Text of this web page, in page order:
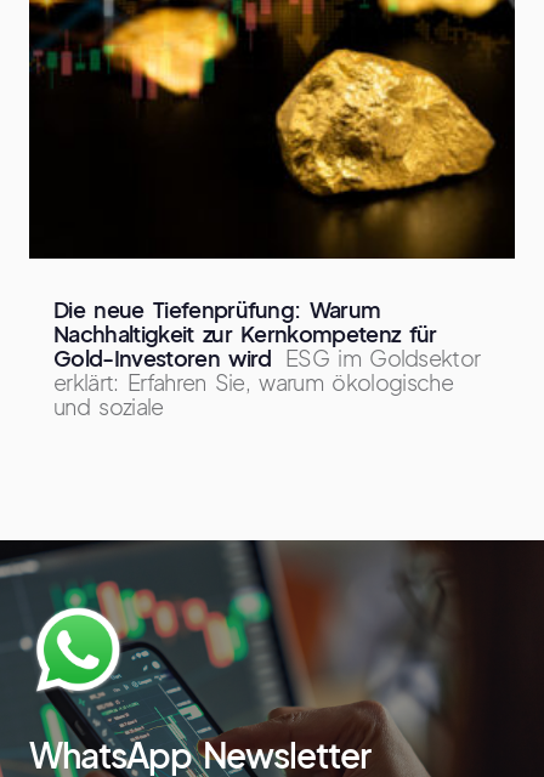
Die neue Tiefenprüfung: Warum
Nachhaltigkeit zur Kernkompetenz für
Gold-Investoren wird ESG im Goldsektor
erklärt: Erfahren Sie, warum ökologische
und soziale
WhatsApp Newsletter